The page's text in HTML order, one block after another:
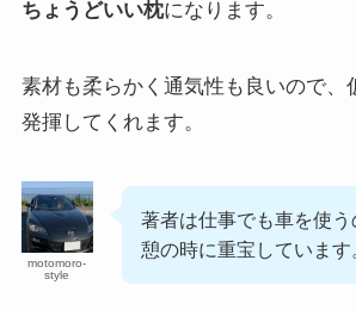
ちょうどいい枕になります。
素材も柔らかく通気性も良いので、
発揮してくれます。
motomoro-
style
著者は仕事でも車を使
憩の時に重宝しています